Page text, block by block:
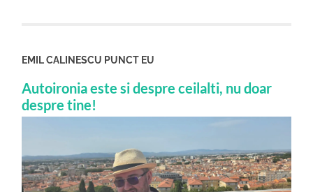
EMIL CALINESCU PUNCT EU
Autoironia este si despre ceilalti, nu doar
despre tine!